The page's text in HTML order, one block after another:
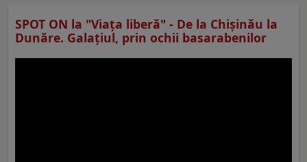
SPOT ON la "Viaţa liberă" - De la Chișinău la
Dunăre. Galațiul, prin ochii basarabenilor